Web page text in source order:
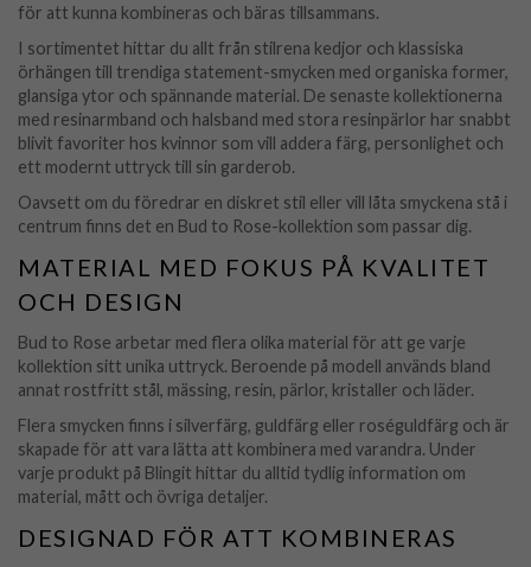
för att kunna kombineras och bäras tillsammans.
I sortimentet hittar du allt från stilrena kedjor och klassiska
örhängen till trendiga statement-smycken med organiska former,
glansiga ytor och spännande material. De senaste kollektionerna
med resinarmband och halsband med stora resinpärlor har snabbt
blivit favoriter hos kvinnor som vill addera färg, personlighet och
ett modernt uttryck till sin garderob.
Oavsett om du föredrar en diskret stil eller vill låta smyckena stå i
centrum finns det en Bud to Rose-kollektion som passar dig.
MATERIAL MED FOKUS PÅ KVALITET
OCH DESIGN
Bud to Rose arbetar med flera olika material för att ge varje
kollektion sitt unika uttryck. Beroende på modell används bland
annat rostfritt stål, mässing, resin, pärlor, kristaller och läder.
Flera smycken finns i silverfärg, guldfärg eller roséguldfärg och är
skapade för att vara lätta att kombinera med varandra. Under
varje produkt på Blingit hittar du alltid tydlig information om
material, mått och övriga detaljer.
DESIGNAD FÖR ATT KOMBINERAS